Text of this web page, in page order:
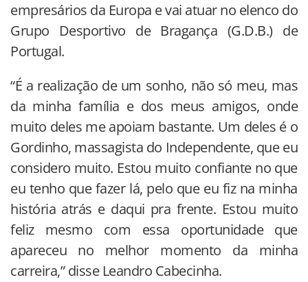
empresários da Europa e vai atuar no elenco do
Grupo Desportivo de Bragança (G.D.B.) de
Portugal.
“É a realização de um sonho, não só meu, mas
da minha família e dos meus amigos, onde
muito deles me apoiam bastante. Um deles é o
Gordinho, massagista do Independente, que eu
considero muito. Estou muito confiante no que
eu tenho que fazer lá, pelo que eu fiz na minha
história atrás e daqui pra frente. Estou muito
feliz mesmo com essa oportunidade que
apareceu no melhor momento da minha
carreira,” disse Leandro Cabecinha.